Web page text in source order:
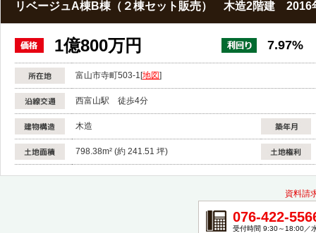
リベージュA棟B棟（２棟セット販売） 木造2階建
1億800万円 7.97%
富山市寺町503-1 [地図]
西富山駅 徒歩4分
木造
798.38m² (約 241.51 坪)
資料請
076-422-
受付時間 9:30～18:00／